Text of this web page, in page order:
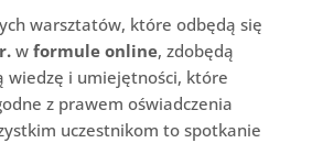
warsztatów, które odbędą się
w formule online, zdobędą
wiedzę i umiejętności, które
z prawem oświadczenia
uczestnikom to spotkanie